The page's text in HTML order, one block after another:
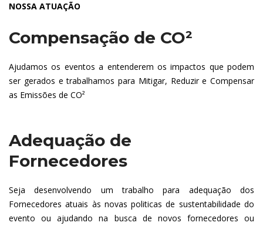
NOSSA ATUAÇÃO
Compensação de CO²
Ajudamos os eventos a entenderem os impactos que podem
ser gerados e trabalhamos para Mitigar, Reduzir e Compensar
as Emissões de CO²
Adequação de
Fornecedores
Seja desenvolvendo um trabalho para adequação dos
Fornecedores atuais às novas politicas de sustentabilidade do
evento ou ajudando na busca de novos fornecedores ou